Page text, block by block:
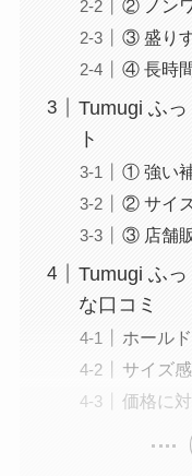
② ノン
③ 盛り
④ 長時
Tumugi ふ
ト
① 強い
② サイ
③ 店舗
Tumugi ふ
な口コミ
ホール
サイズ
価格に